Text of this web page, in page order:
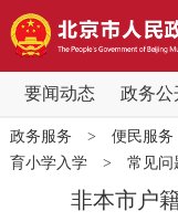
要闻动态 政务公
要闻动态
党中央精神
北京要闻
政务服务 > 便民服务
育小学入学> 常见问
非本市户